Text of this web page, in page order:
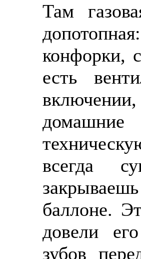
Там
конфорки,
есть
всегда
баллоне.
довели
зубов